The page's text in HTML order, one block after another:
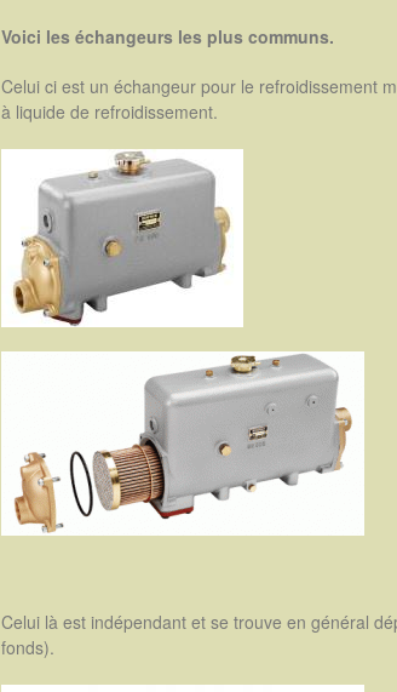
Voici les échangeurs les plus communs.
Celui ci est un échangeur pour le refroidissement
à liquide de refroidissement.
Celui là est indépendant et se trouve en général
fonds).